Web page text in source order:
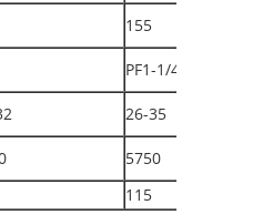
155
PF1-1/4"
26-35
5750
115